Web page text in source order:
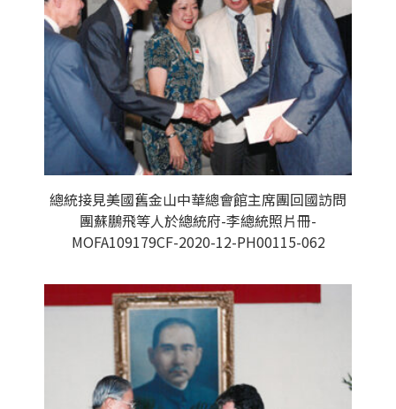
總統接見美國舊金山中華總會館主席團回國訪問
團蘇鵬飛等人於總統府-李總統照片冊-
MOFA109179CF-2020-12-PH00115-062